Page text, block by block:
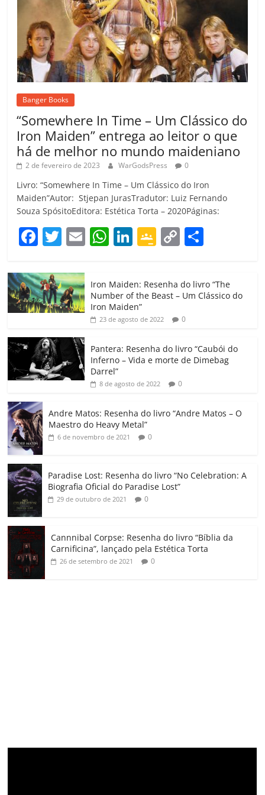
Banger Books
“Somewhere In Time – Um Clássico do
Iron Maiden” entrega ao leitor o que
há de melhor no mundo maideniano
2 de fevereiro de 2023 WarGodsPress 0
Livro: “Somewhere In Time – Um Clássico do Iron
Maiden”Autor: Stjepan JurasTradutor: Luiz Fernando
Souza SpósitoEditora: Estética Torta – 2020Páginas:
F
c
e
b
o
o
k
T
itt
er
E W
at
s
A
p
Li
e
dI
G
gl
e
Cl
a
ss
ro
o
C
p
y
Li
k
m
p
h
ar
Iron Maiden: Resenha do livro “The
Number of the Beast – Um Clássico do
Iron Maiden”
23 de agosto de 2022 0
Pantera: Resenha do livro “Caubói do
Inferno – Vida e morte de Dimebag
Darrel”
8 de agosto de 2022 0
Andre Matos: Resenha do livro “Andre Matos – O
Maestro do Heavy Metal”
6 de novembro de 2021 0
Paradise Lost: Resenha do livro “No Celebration: A
Biografia Oficial do Paradise Lost”
29 de outubro de 2021 0
Cannnibal Corpse: Resenha do livro “Bíblia da
Carnificina”, lançado pela Estética Torta
26 de setembro de 2021 0